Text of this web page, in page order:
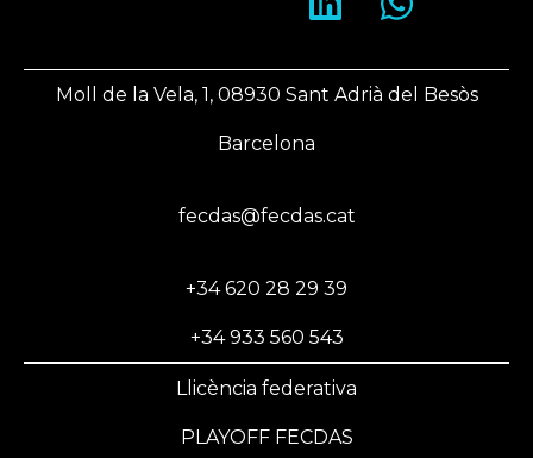
Moll de la Vela, 1, 08930 Sant Adrià del Besòs
Barcelona
fecdas@fecdas.cat
+34 620 28 29 39
+34 933 560 543
Llicència federativa
PLAYOFF FECDAS